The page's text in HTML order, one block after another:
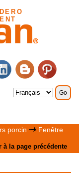
porcin
Fenêtre
à la page précédente